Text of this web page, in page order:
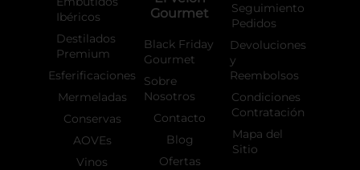
Ibéricos
Destilados
Premium
Esferificaciones
Mermeladas
Conservas
AOVEs
Vinos
Gourmet
Black Friday
Gourmet
Sobre
Nosotros
Contacto
Blog
Ofertas
Seguimiento
Pedidos
Devoluciones
y
Reembolsos
Condiciones
Contratación
Mapa del
Sitio